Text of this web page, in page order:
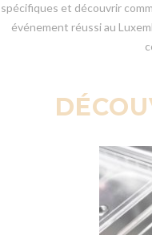
spécifiques et découvrir
événement réussi au